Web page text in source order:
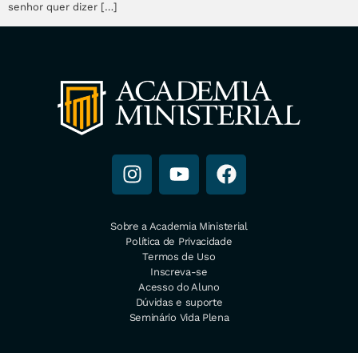
senhor quer dizer […]
Sobre a Academia Ministerial
Política de Privacidade
Termos de Uso
Inscreva-se
Acesso do Aluno
Dúvidas e suporte
Seminário Vida Plena